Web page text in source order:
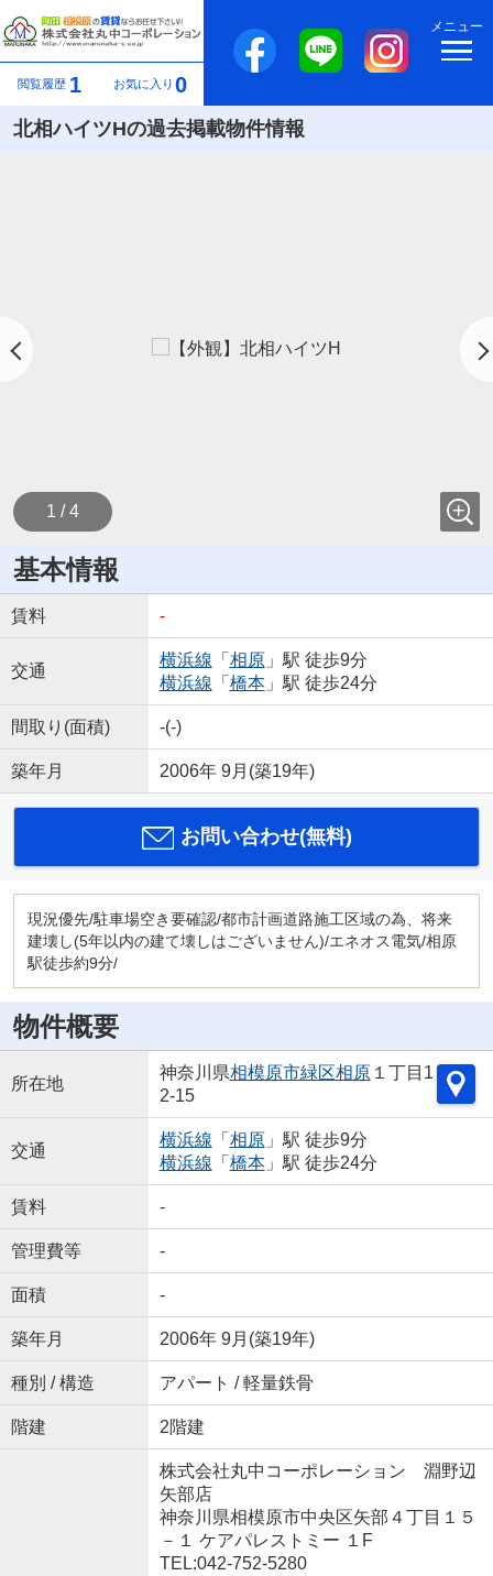
閲覧履歴 1 お気に入り 0
メニュー
北相ハイツHの過去掲載物件情報
1 / 4
基本情報
賃料 -
交通
横浜線 「 相原」駅 徒歩9分
横浜線 「 橋本」駅 徒歩24分
間取り(面積) -(-)
築年月 2006年 9月(築19年)
お問い合わせ(無料)
現況優先/駐車場空き要確認/都市計画道路施工区域の為、将来
建壊し(5年以内の建て壊しはございません)/エネオス電気/相原
駅徒歩約9分/
物件概要
所在地
神奈川県相模原市緑区相原１丁目1
2-15
交通
横浜線 「 相原」駅 徒歩9分
横浜線 「 橋本」駅 徒歩24分
賃料 -
管理費等 -
面積 -
築年月 2006年 9月(築19年)
種別 / 構造 アパート / 軽量鉄骨
階建 2階建
株式会社丸中コーポレーション 淵野辺
矢部店
神奈川県相模原市中央区矢部４丁目１５
－１ ケアパレストミー １F
TEL:042-752-5280